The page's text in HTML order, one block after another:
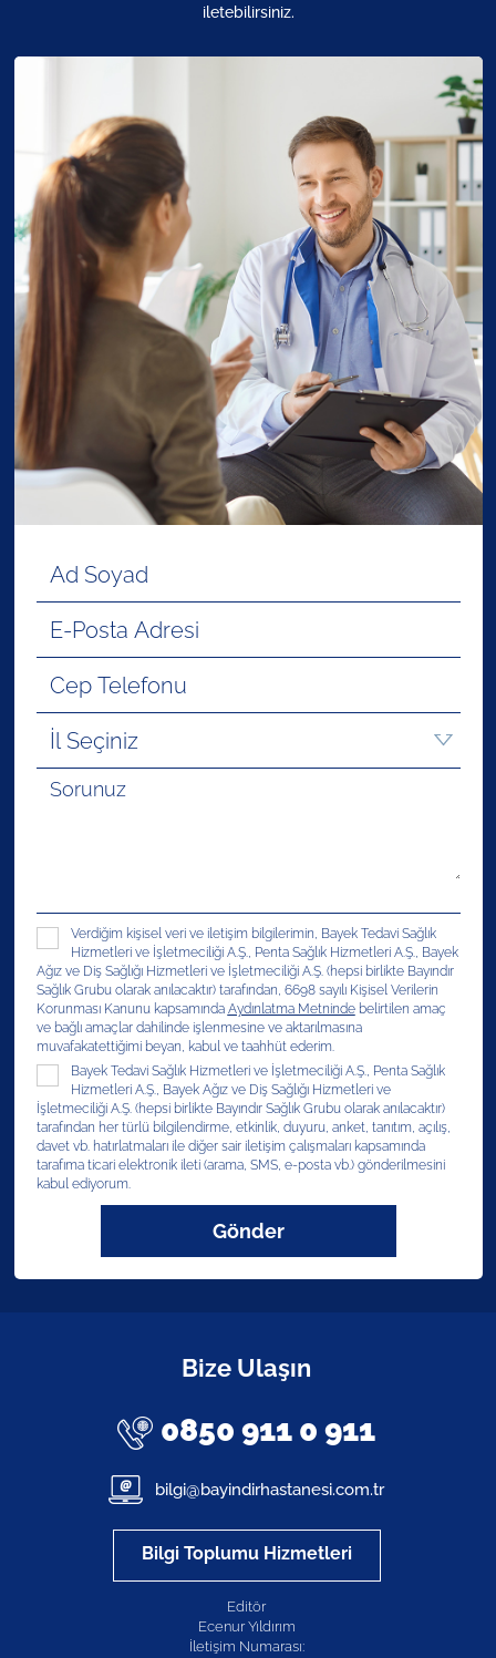
iletebilirsiniz.
Verdiğim kişisel veri ve iletişim bilgilerimin, Bayek Tedavi Sağlık
Hizmetleri ve İşletmeciliği A.Ş., Penta Sağlık Hizmetleri A.Ş., Bayek
Ağız ve Diş Sağlığı Hizmetleri ve İşletmeciliği A.Ş. (hepsi birlikte Bayındır
Sağlık Grubu olarak anılacaktır) tarafından, 6698 sayılı Kişisel Verilerin
Korunması Kanunu kapsamında Aydınlatma Metnindebelirtilen amaç
ve bağlı amaçlar dahilinde işlenmesine ve aktarılmasına
muvafakatettiğimi beyan, kabul ve taahhüt ederim.
Bayek Tedavi Sağlık Hizmetleri ve İşletmeciliği A.Ş., Penta Sağlık
Hizmetleri A.Ş., Bayek Ağız ve Diş Sağlığı Hizmetleri ve
İşletmeciliği A.Ş. (hepsi birlikte Bayındır Sağlık Grubu olarak anılacaktır)
tarafından her türlü bilgilendirme, etkinlik, duyuru, anket, tanıtım, açılış,
davet vb. hatırlatmaları ile diğer sair iletişim çalışmaları kapsamında
tarafıma ticari elektronik ileti (arama, SMS, e-posta vb.) gönderilmesini
kabul ediyorum.
Gönder
Bize Ulaşın
0850 911 0 911
bilgi@bayindirhastanesi.com.tr
Bilgi Toplumu Hizmetleri
Editör
Ecenur Yıldırım
İletişim Numarası: